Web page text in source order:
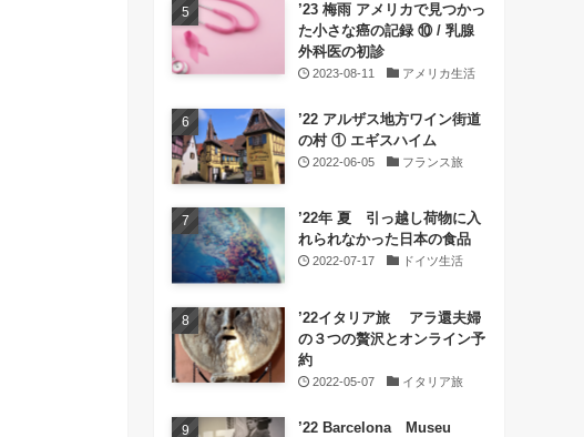
’23 梅雨 アメリカで見つかっ
た小さな癌の記録 ⑩ / 乳腺
外科医の初診
2023-08-11 アメリカ生活
’22 アルザス地方ワイン街道
の村 ① エギスハイム
2022-06-05 フランス旅
’22年 夏 引っ越し荷物に入
れられなかった日本の食品
2022-07-17 ドイツ生活
’22イタリア旅 アラ還夫婦
の３つの贅沢とオンライン予
約
2022-05-07 イタリア旅
’22 Barcelona Museu